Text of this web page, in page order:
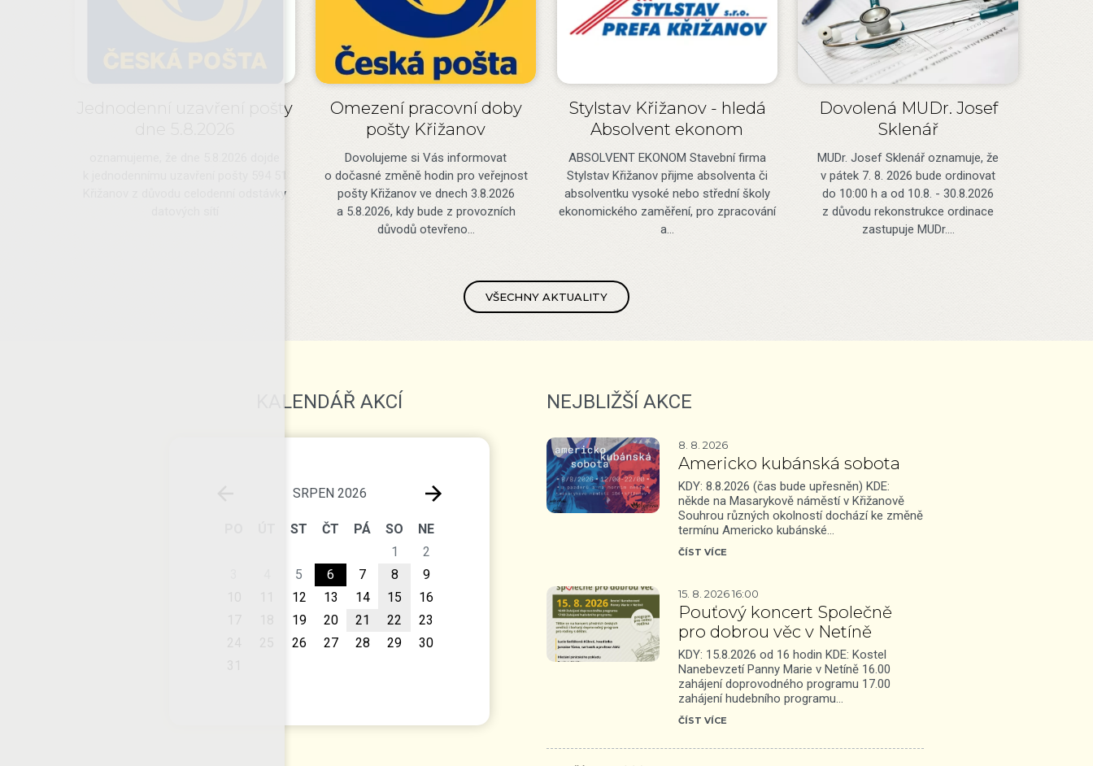
Jednodenní uzavření pošty
Křižanov z důvodu celodenní odstávky
Omezení pracovní doby
pošty Křižanov
Dovolujeme si Vás informovat
o dočasné změně hodin pro veřejnost
pošty Křižanov ve dnech 3.8.2026
a 5.8.2026, kdy bude z provozních
důvodů otevřeno…
Stylstav Křižanov - hledá
Absolvent ekonom
ABSOLVENT EKONOM Stavební firma
Stylstav Křižanov přijme absolventa či
absolventku vysoké nebo střední školy
ekonomického zaměření, pro zpracování
a…
Dovolená MUDr. Josef
Sklenář
MUDr. Josef Sklenář oznamuje, že
v pátek 7. 8. 2026 bude ordinovat
do 10:00 h a od 10.8. - 30.8.2026
z důvodu rekonstrukce ordinace
zastupuje MUDr.…
VŠECHNY AKTUALITY
KALENDÁŘ AKCÍ
SRPEN 2026
ST ČT PÁ SO
NE
1
2
5 6 7 8
9
12 13 14 15
16
19 20 21 22
23
26 27 28 29
30
NEJBLIŽŠÍ AKCE
8. 8. 2026
Americko kubánská sobota
KDY: 8.8.2026 (čas bude upřesněn) KDE:
někde na Masarykově náměstí v Křižanově
Souhrou různých okolností dochází ke změně
termínu Americko kubánské…
ČÍST VÍCE
15. 8. 2026 16:00
Pouťový koncert Společně
pro dobrou věc v Netíně
KDY: 15.8.2026 od 16 hodin KDE: Kostel
Nanebevzetí Panny Marie v Netíně 16.00
zahájení doprovodného programu 17.00
zahájení hudebního programu…
ČÍST VÍCE